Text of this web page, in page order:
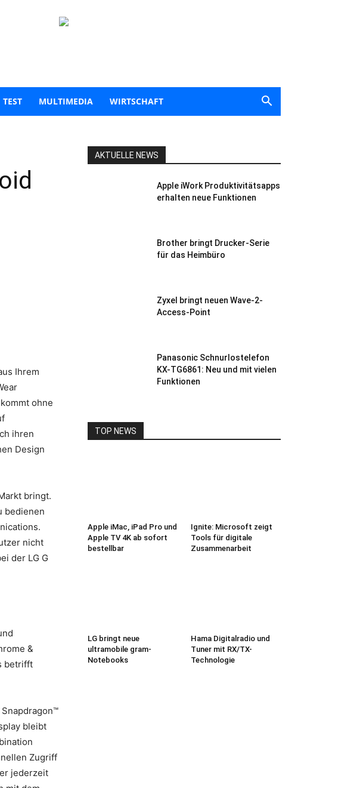
TEST MULTIMEDIA WIRTSCHAFT
Ihrem
ohne
ihren
Design
bringt.
bedienen
nicht
der LG G
&
betrifft
bleibt
Zugriff
jederzeit
AKTUELLE NEWS
Apple iWork Produktivitätsapps
erhalten neue Funktionen
Brother bringt Drucker-Serie
für das Heimbüro
Zyxel bringt neuen Wave-2-
Access-Point
Panasonic Schnurlostelefon
KX-TG6861: Neu und mit vielen
Funktionen
TOP NEWS
Apple iMac, iPad Pro und
Apple TV 4K ab sofort
bestellbar
Ignite: Microsoft zeigt
Tools für digitale
Zusammenarbeit
LG bringt neue
ultramobile gram-
Notebooks
Hama Digitalradio und
Tuner mit RX/TX-
Technologie